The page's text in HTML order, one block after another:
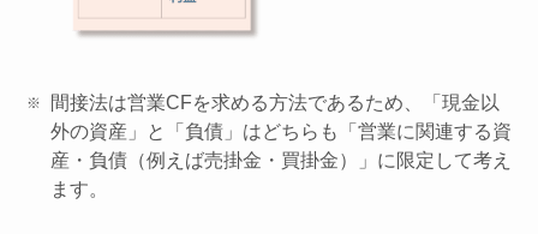
間接法は営業CFを求める方法であるため、「現金以
外の資産」と「負債」はどちらも「営業に関連する資
産・負債（例えば売掛金・買掛金）」に限定して考え
ます。